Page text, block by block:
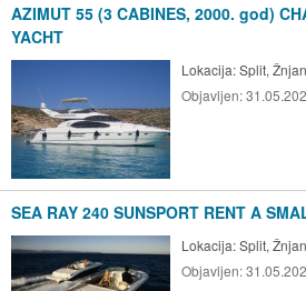
AZIMUT 55 (3 CABINES, 2000. god)
YACHT
Lokacija:Split, Žnjan
Objavljen:
SEA RAY 240 SUNSPORT RENT A
Lokacija:Split, Žnjan
Objavljen: